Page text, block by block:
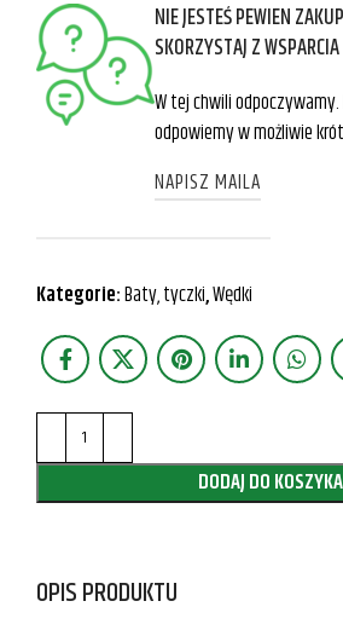
NIE JESTEŚ PEWIEN
SKORZYSTAJ Z
W tej chwili
odpowiemy w możliwie
NAPISZ MAILA
Kategorie:Baty, tyczki,Wędki
DODAJ DO KOSZYKA
OPIS PRODUKTU